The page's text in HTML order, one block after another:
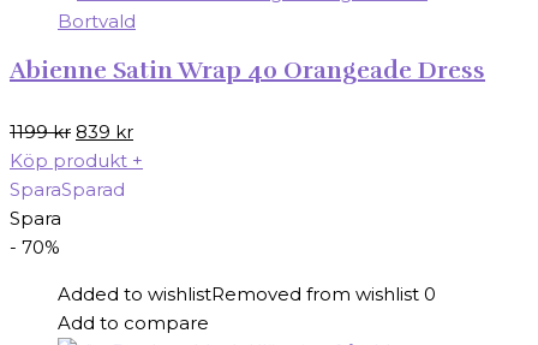
Abienne Satin Wrap 40 Orangeade Dress
1199kr Det
ursprungliga
priset
839 krDet
nuvarande
Köp produkt +
SparaSparad
Spara
- 70%
Added to wishlistRemoved from wishlist 0
Add to compare